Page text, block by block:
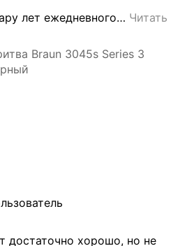
лет ежедневного… Читать
Braun 3045s Series 3
достаточно хорошо, но не